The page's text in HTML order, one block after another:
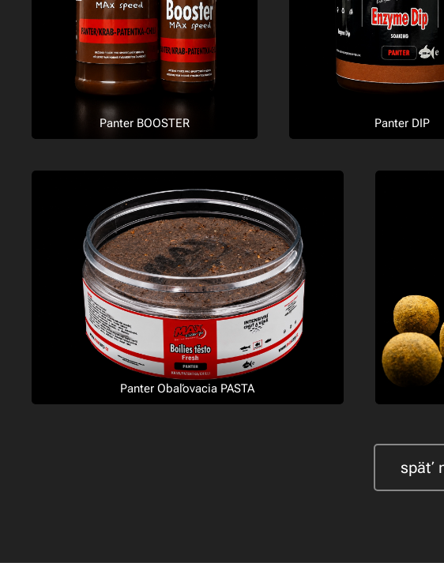
Panter BOOSTER Panter DIP
Panter Obaľovacia PASTA
späť